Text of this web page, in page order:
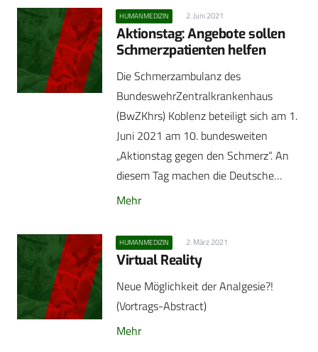
HUMANMEDIZIN 2. Juni 2021
Aktionstag: Angebote sollen
Schmerzpatienten helfen
Die Schmerzambulanz des
BundeswehrZentralkrankenhaus
(BwZKhrs) Koblenz beteiligt sich am 1.
Juni 2021 am 10. bundesweiten
„Aktionstag gegen den Schmerz“. An
diesem Tag machen die Deutsche…
Mehr
HUMANMEDIZIN 2. März 2021
Virtual Reality
Neue Möglichkeit der Analgesie?!
(Vortrags-Abstract)
Mehr